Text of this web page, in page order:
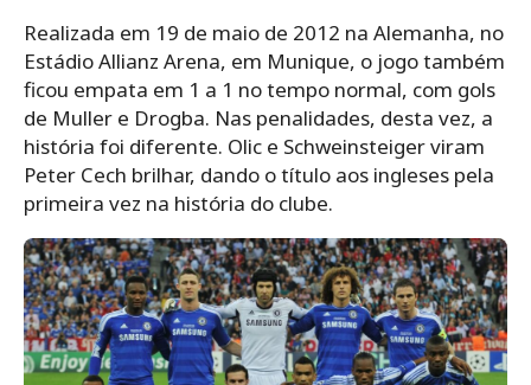
Realizada em 19 de maio de 2012 na Alemanha, no
Estádio Allianz Arena, em Munique, o jogo também
ficou empata em 1 a 1 no tempo normal, com gols
de Muller e Drogba. Nas penalidades, desta vez, a
história foi diferente. Olic e Schweinsteiger viram
Peter Cech brilhar, dando o título aos ingleses pela
primeira vez na história do clube.